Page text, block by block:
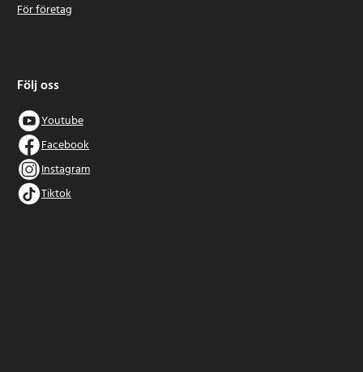
För företag
Följ oss
Youtube
Facebook
Instagram
Tiktok